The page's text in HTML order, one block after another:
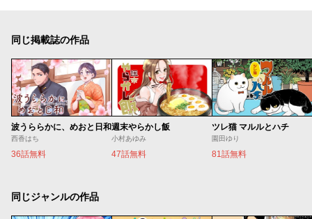
同じ掲載誌の作品
波うららかに、めおと日和
西香はち
36話無料
週末やらかし飯
小村あゆみ
47話無料
ツレ猫 マルルとハチ
園田ゆり
81話無料
同じジャンルの作品